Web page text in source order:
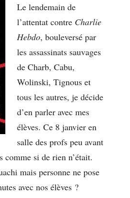
Le lendemain de
l’attentat contre Charlie
Hebdo, bouleversé par
les assassinats sauvages
de Charb, Cabu,
Wolinski, Tignous et
tous les autres, je décide
d’en parler avec mes
élèves. Ce 8 janvier en
salle des profs peu avant
comme si de rien n’était.
mais personne ne pose
avec nos élèves ?